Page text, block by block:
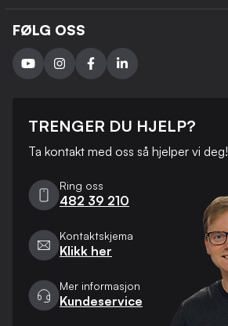
FØLG OSS
TRENGER DU HJELP?
Ta kontakt med oss ​​så hjelper vi deg!
Ring oss
482 39 210
Kontaktskjema
Klikk her
Mer informasjon
Kundeservice